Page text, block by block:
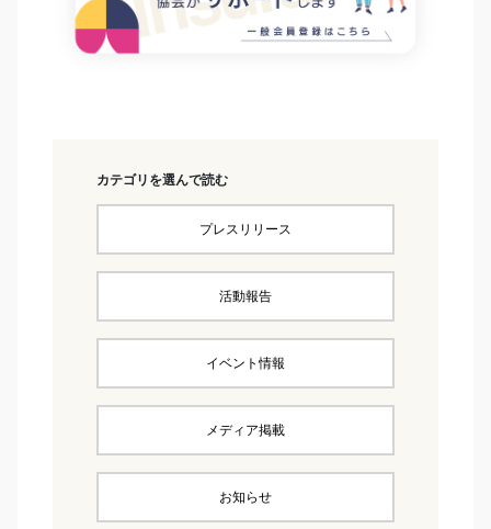
カテゴリを選んで読む
プレスリリース
活動報告
イベント情報
メディア掲載
お知らせ